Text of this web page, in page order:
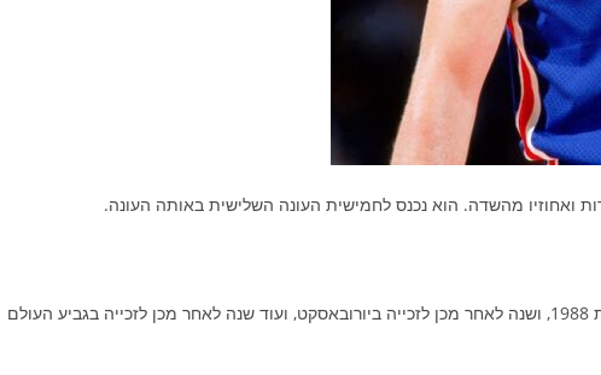
ב-1988 הוביל את יוגוסלביה למדליית כסף באולימפיאדת 1988, ושנה לאחר מכן לזכייה ביורובאסקט, ועוד שנה לאחר מכן לזכייה בגביע העולם